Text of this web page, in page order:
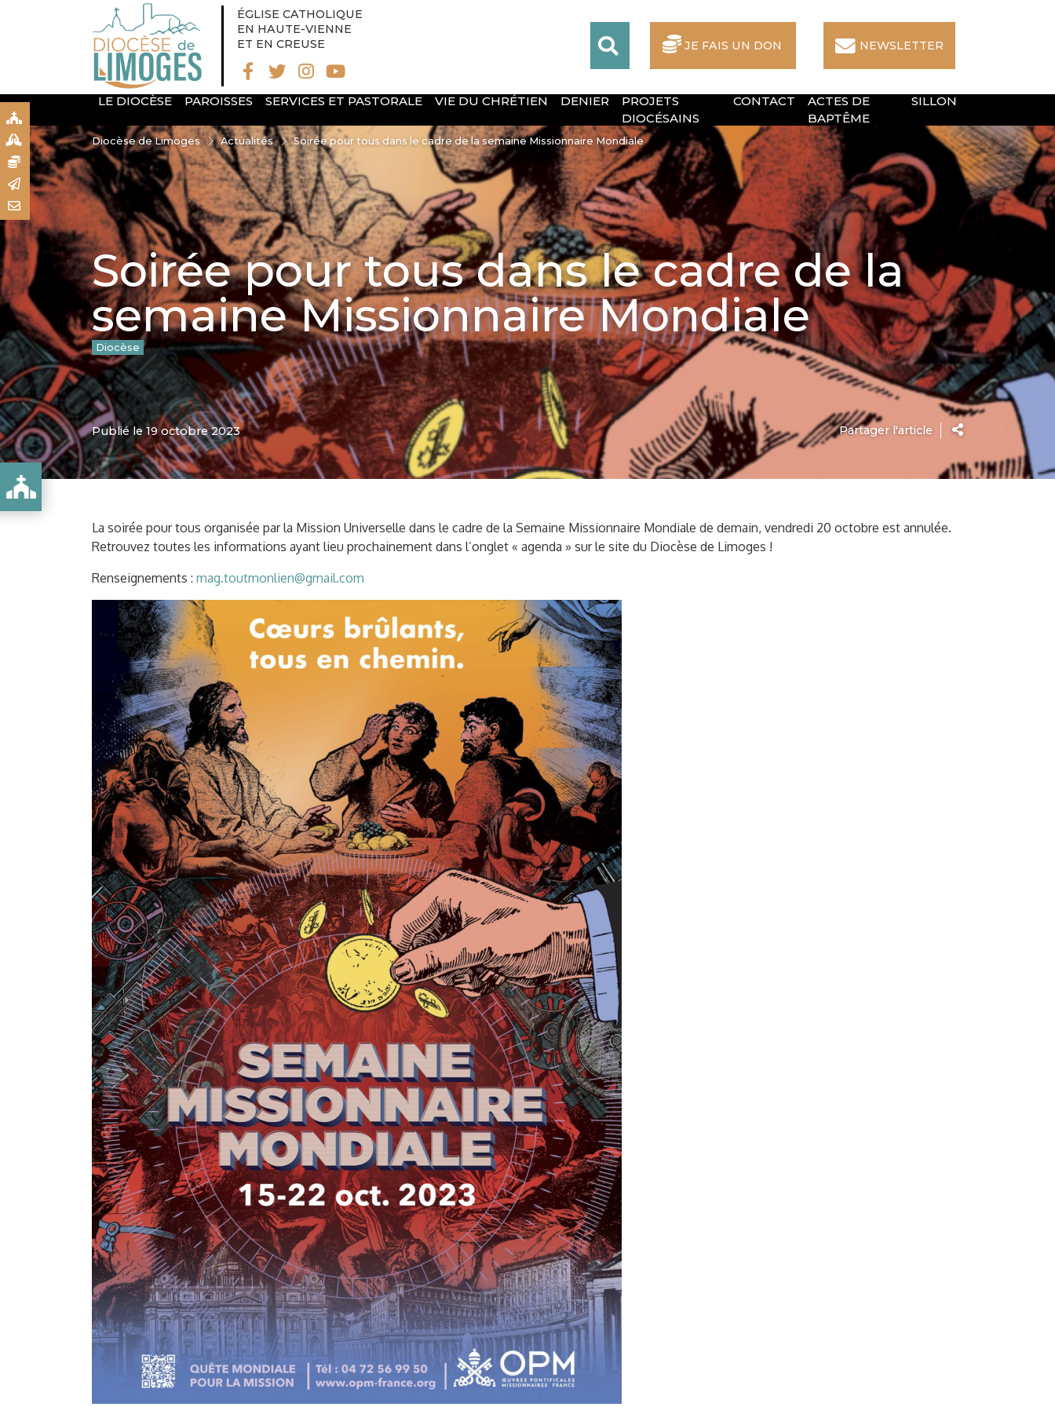
ÉGLISE CATHOLIQUE
EN HAUTE-VIENNE
ET EN CREUSE
JE FAIS UN DON NEWSLETTER
LE DIOCÈSE PAROISSES SERVICES ET PASTORALE VIE DU CHRÉTIEN DENIER
PROJETS
DIOCÉSAINS
CONTACT
ACTES DE
BAPTÊME
SILLON
LA SEMAINE MISSIONNAIRE MONDIALE
Diocèse de Limoges Actualités Soirée pour tous dans le cadre de la semaine Missionnaire Mondiale
Soirée pour tous dans le cadre de la
semaine Missionnaire Mondiale
Diocèse
Partager l'article
Publié le 19 octobre 2023
La soirée pour tous organisée par la Mission Universelle dans le cadre de la Semaine Missionnaire Mondiale de demain, vendredi 20 octobre est annulée.
Retrouvez toutes les informations ayant lieu prochainement dans l’onglet « agenda » sur le site du Diocèse de Limoges !
Renseignements : mag.toutmonlien@gmail.com